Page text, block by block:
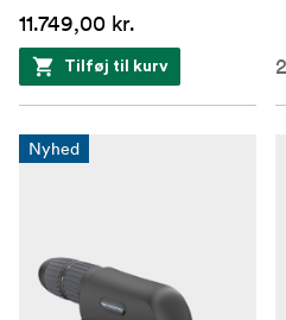
11.749,00 kr.
Tilføj til kurv
Nyhed